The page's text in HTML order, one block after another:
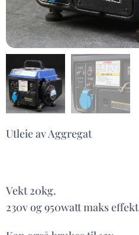
Utleie av Aggregat
Vekt 20kg.
230v og 950watt maks effekt